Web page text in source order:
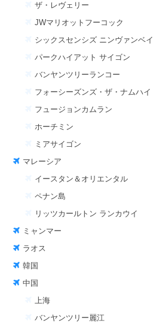
ザ・レヴェリー
JWマリオットフーコック
シックスセンシズ ニンヴァンベイ
パークハイアット サイゴン
バンヤンツリーランコー
フォーシーズンズ・ザ・ナムハイ
フュージョンカムラン
ホーチミン
ミアサイゴン
マレーシア
イースタン＆オリエンタル
ペナン島
リッツカールトン ランカウイ
ミャンマー
ラオス
韓国
中国
上海
バンヤンツリー麗江